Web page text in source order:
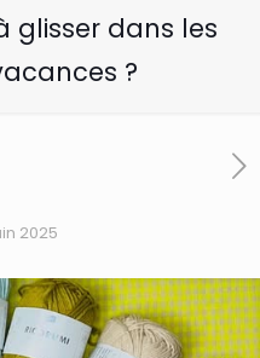
glisser dans les
?
2025